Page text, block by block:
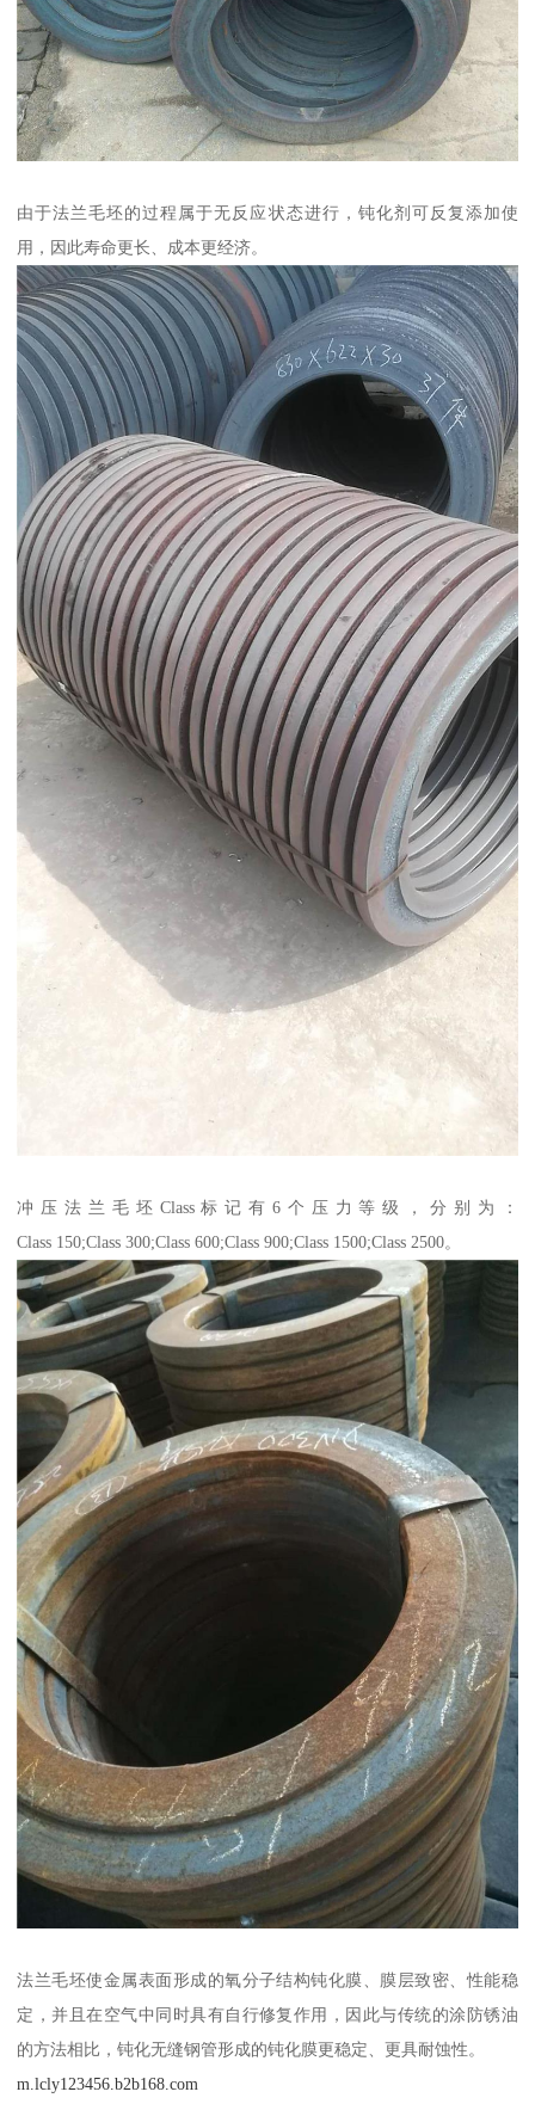
由于法兰毛坯的过程属于无反应状态进行，钝化剂可反复添加使
用，因此寿命更长、成本更经济。
冲压法兰毛坯Class标记有6个压力等级，分别为：
Class 150;Class 300;Class 600;Class 900;Class 1500;Class 2500。
法兰毛坯使金属表面形成的氧分子结构钝化膜、膜层致密、性能稳
定，并且在空气中同时具有自行修复作用，因此与传统的涂防锈油
的方法相比，钝化无缝钢管形成的钝化膜更稳定、更具耐蚀性。
m.lcly123456.b2b168.com